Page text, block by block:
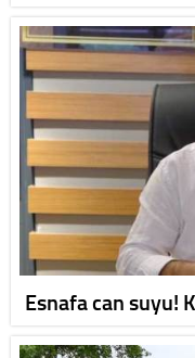
Esnafa can suyu!